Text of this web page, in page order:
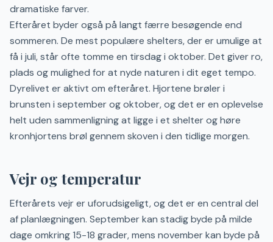
dramatiske farver.
Efteråret byder også på langt færre besøgende end
sommeren. De mest populære shelters, der er umulige at
få i juli, står ofte tomme en tirsdag i oktober. Det giver ro,
plads og mulighed for at nyde naturen i dit eget tempo.
Dyrelivet er aktivt om efteråret. Hjortene brøler i
brunsten i september og oktober, og det er en oplevelse
helt uden sammenligning at ligge i et shelter og høre
kronhjortens brøl gennem skoven i den tidlige morgen.
Vejr og temperatur
Efterårets vejr er uforudsigeligt, og det er en central del
af planlægningen. September kan stadig byde på milde
dage omkring 15-18 grader, mens november kan byde på